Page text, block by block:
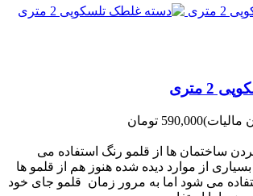
متری
مالیات)590,000 تومان
ساختمان ها از قلمو رنگ استفاده می
از موارد دیده شده هنوز هم از قلمو ها
می شود اما به مرور زمان قلمو جای خود